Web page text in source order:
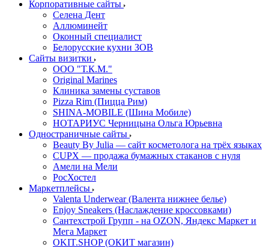
Корпоративные сайты
Селена Дент
Аллюминейт
Оконный специалист
Белорусские кухни ЗОВ
Сайты визитки
ООО "Т.К.М."
Original Marines
Клиника замены суставов
Pizza Rim (Пицца Рим)
SHINA-MOBILE (Шина Мобиле)
НОТАРИУС Черницына Ольга Юрьевна
Одностраничные сайты
Beauty By Julia — сайт косметолога на трёх языках
CUPX — продажа бумажных стаканов с нуля
Амели на Мели
РосХостел
Маркетплейсы
Valenta Underwear (Валента нижнее белье)
Enjoy Sneakers (Наслаждение кроссовками)
Сантехcтрой Групп - на OZON, Яндекс Маркет и
Мега Маркет
OKIT.SHOP (ОКИТ магазин)